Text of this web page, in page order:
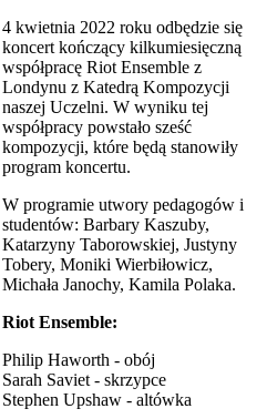
4 kwietnia 2022 roku odbędzie się
koncert kończący kilkumiesięczną
współpracę Riot Ensemble z
Londynu z Katedrą Kompozycji
naszej Uczelni. W wyniku tej
współpracy powstało sześć
kompozycji, które będą stanowiły
program koncertu.
W programie utwory pedagogów i
studentów: Barbary Kaszuby,
Katarzyny Taborowskiej, Justyny
Tobery, Moniki Wierbiłowicz,
Michała Janochy, Kamila Polaka.
Riot Ensemble:
Philip Haworth - obój
Sarah Saviet - skrzypce
Stephen Upshaw - altówka